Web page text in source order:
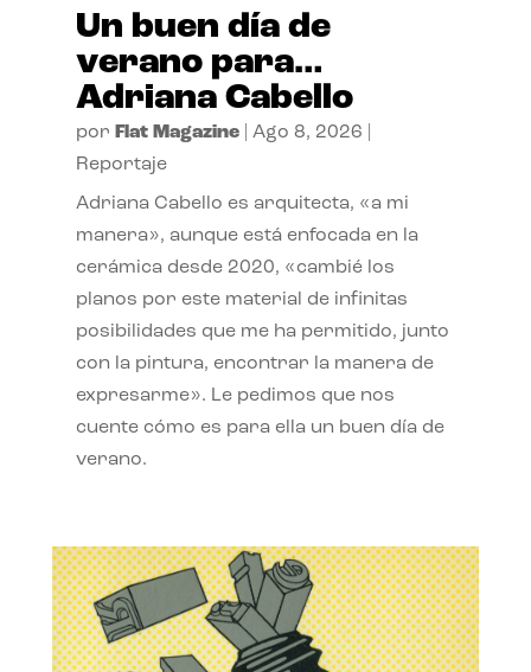
Un buen día de
verano para…
Adriana Cabello
por Flat Magazine| Ago 8, 2026
Reportaje
Adriana Cabello es arquitecta, «a mi
manera», aunque está enfocada en la
cerámica desde 2020, «cambié los
planos por este material de infinitas
posibilidades que me ha permitido, junto
con la pintura, encontrar la manera de
expresarme». Le pedimos que nos
cuente cómo es para ella un buen día de
verano.